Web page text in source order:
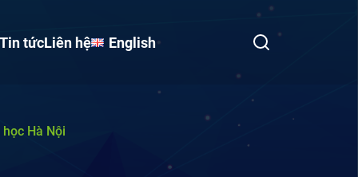
Tin tứcLiên hệ English
Hà Nội